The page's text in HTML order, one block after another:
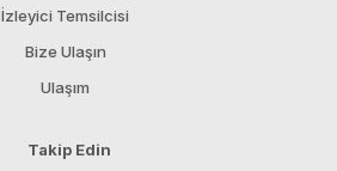
İzleyici Temsilcisi
Bize Ulaşın
Ulaşım
Takip Edin